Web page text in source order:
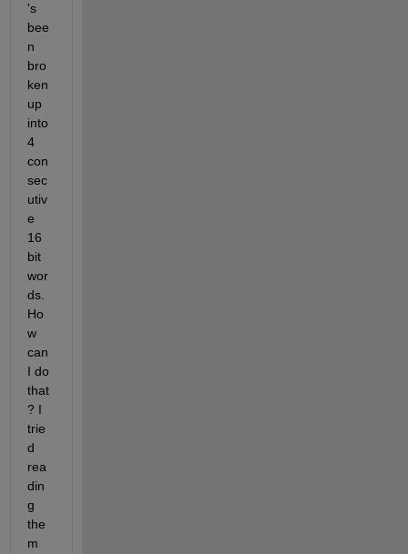
's
bee
n
bro
ken
up
into
4
con
sec
utiv
e
16
bit
wor
ds.
Ho
w
can
I do
that
? I
trie
d
rea
din
g
the
m